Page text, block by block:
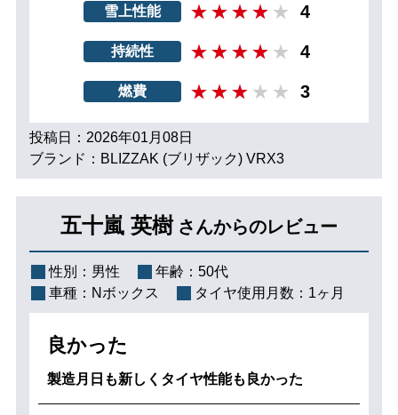
雪上性能 4
持続性 4
燃費 3
投稿日：2026年01月08日
ブランド：BLIZZAK (ブリザック) VRX3
五十嵐 英樹 さんからのレビュー
性別： 男性 年齢： 50代
車種： Nボックス タイヤ使用月数： 1ヶ月
良かった
製造月日も新しくタイヤ性能も良かった